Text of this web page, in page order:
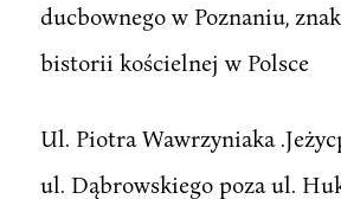
ducbownego w Poznaniu,
bistorii kościelnej w Polsce
Ul. Piotra Wawrzyniaka
ul. Dąbrowskiego poza ul.